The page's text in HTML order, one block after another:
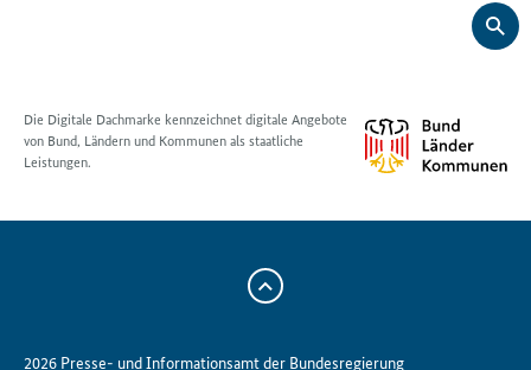
Die Digitale Dachmarke kennzeichnet digitale Angebote
von Bund, Ländern und Kommunen als staatliche
Leistungen.
Zum
der
2026 Presse- und Informationsamt der Bundesregierung